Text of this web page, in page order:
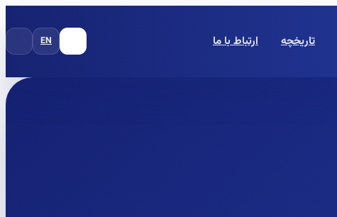
تاریخچه ارتباط با ما EN